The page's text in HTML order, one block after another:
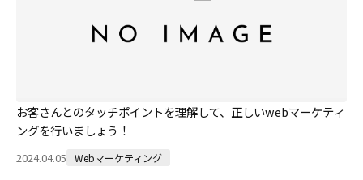
お客さんとのタッチポイントを理解して、正しいwebマーケティ
ングを行いましょう！
2024.04.05 Webマーケティング